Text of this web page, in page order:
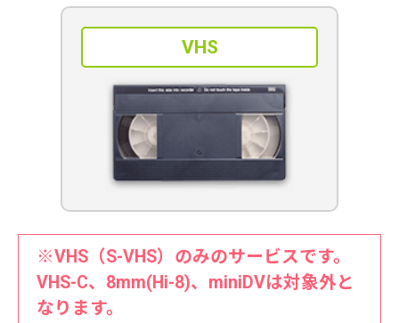
VHS
※VHS（S-VHS）のみのサービスです。
VHS-C、8mm(Hi-8)、miniDVは対象外と
なります。